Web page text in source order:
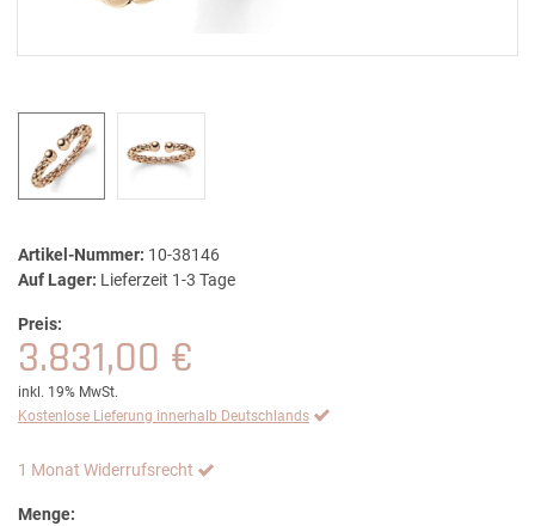
Artikel-Nummer: 10-38146
Auf Lager: Lieferzeit 1-3 Tage
Preis:
3.831,00 €
inkl. 19% MwSt.
Kostenlose Lieferung innerhalb Deutschlands
1 Monat Widerrufsrecht
Menge: